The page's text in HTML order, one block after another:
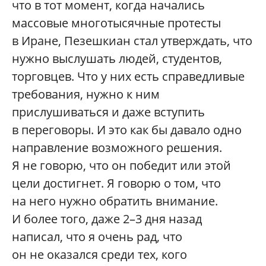
что в тот момент, когда начались
массовые многотысячные протесты
в Иране, Пезешкиан стал утверждать, что
нужно выслушать людей, студентов,
торговцев. Что у них есть справедливые
требования, нужно к ним
прислушиваться и даже вступить
в переговоры. И это как бы давало одно
направление возможного решения.
Я не говорю, что он победит или этой
цели достигнет. Я говорю о том, что
на него нужно обратить внимание.
И более того, даже 2–3 дня назад
написал, что я очень рад, что
он не оказался среди тех, кого